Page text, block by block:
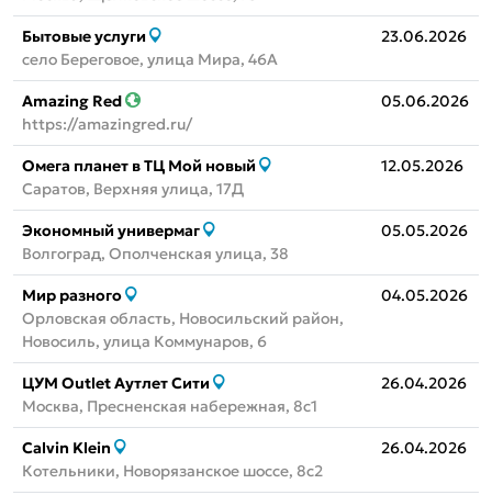
Бытовые услуги
село Береговое, улица Мира, 46А
23.06.2026
Amazing Red
https://amazingred.ru/
05.06.2026
Омега планет в ТЦ Мой новый
Саратов, Верхняя улица, 17Д
12.05.2026
Экономный универмаг
Волгоград, Ополченская улица, 38
05.05.2026
Мир разного
Орловская область, Новосильский район,
Новосиль, улица Коммунаров, 6
04.05.2026
ЦУМ Outlet Аутлет Сити
Москва, Пресненская набережная, 8с1
26.04.2026
Calvin Klein
Котельники, Новорязанское шоссе, 8с2
26.04.2026